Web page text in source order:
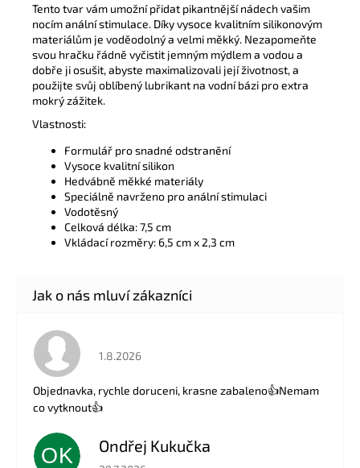
Tento tvar vám umožní přidat pikantnější nádech vašim
nocím anální stimulace. Díky vysoce kvalitním silikonovým
materiálům je voděodolný a velmi měkký. Nezapomeňte
svou hračku řádně vyčistit jemným mýdlem a vodou a
dobře ji osušit, abyste maximalizovali její životnost, a
použijte svůj oblíbený lubrikant na vodní bázi pro extra
mokrý zážitek.
Vlastnosti:
Formulář pro snadné odstranění
Vysoce kvalitní silikon
Hedvábně měkké materiály
Speciálně navrženo pro anální stimulaci
Vodotěsný
Celková délka: 7,5 cm
Vkládací rozměry: 6,5 cm x 2,3 cm
Hodnocení obchodu je 5 z 5 hvězdiček.
1.8.2026
Objednavka, rychle doruceni, krasne zabaleno👍Nemam
co vytknout👍
OK Ondřej Kukučka
Hodnocení obchodu je 5 z 5 hvězdiček.